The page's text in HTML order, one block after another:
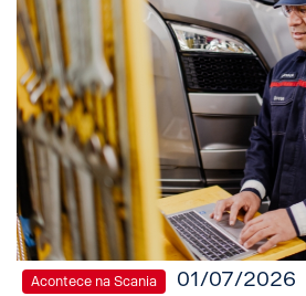
Acontece na Scania 01/07/2026